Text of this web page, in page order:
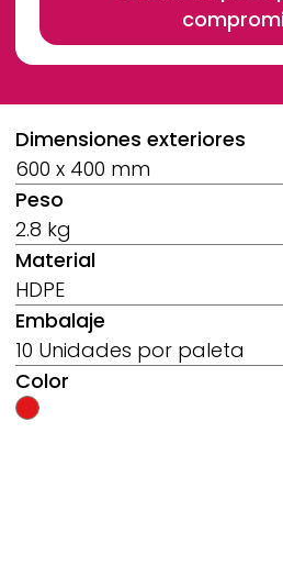
Breadcrumb
Dimensiones exteriores
600 x 400 mm
Peso
2.8 kg
Material
HDPE
Embalaje
10 Unidades por paleta
Color